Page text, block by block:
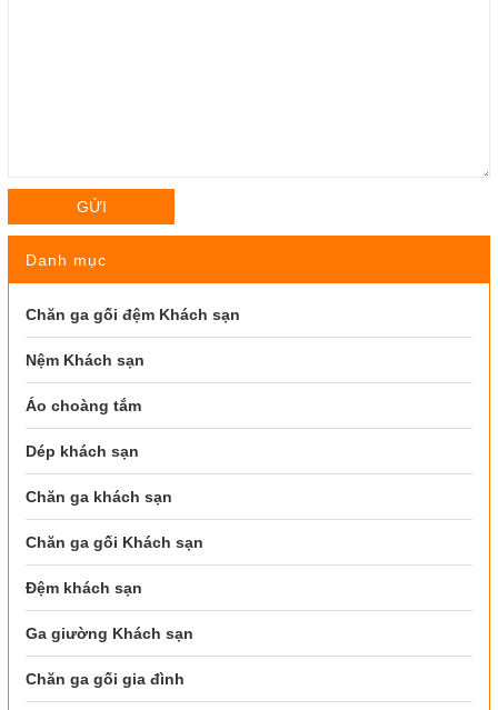
GỬI
Danh mục
Chăn ga gối đệm Khách sạn
Nệm Khách sạn
Áo choàng tắm
Dép khách sạn
Chăn ga khách sạn
Chăn ga gối Khách sạn
Đệm khách sạn
Ga giường Khách sạn
Chăn ga gối gia đình